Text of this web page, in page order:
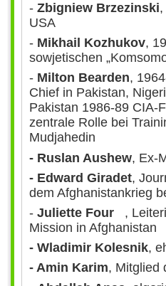
- Zbigniew Brzezinski
USA
- Mikhail Kozhukov,
sowjetischen
- Milton Bearden,
Chief in Pakistan,
Pakistan 1986-89 CIA-
zentrale Rolle bei
Mudjahedin
- Ruslan Aushew, Ex-
- Edward Giradet,
dem Afghanistankrieg
- Juliette Four ,
Mission in Afghanistan
- Wladimir Kolesnik,
- Amin Karim, Mitglied